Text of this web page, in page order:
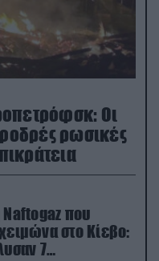
Οι
ρωσικές
Naftogaz που
στο Κίεβο:
7